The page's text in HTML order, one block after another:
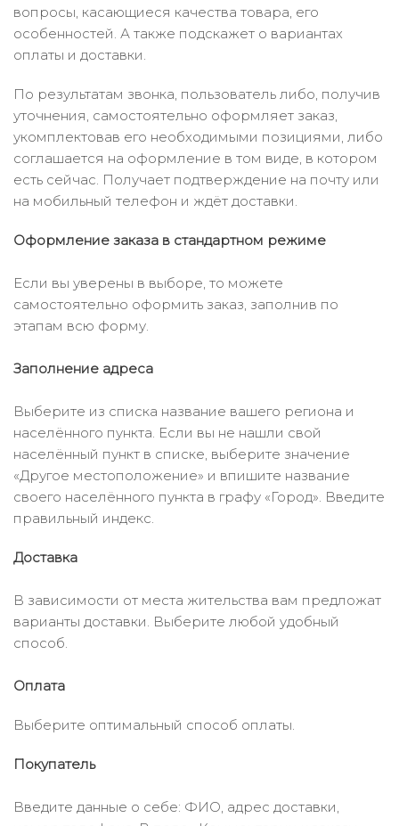
вопросы, касающиеся качества товара, его
особенностей. А также подскажет о вариантах
оплаты и доставки.
По результатам звонка, пользователь либо, получив
уточнения, самостоятельно оформляет заказ,
укомплектовав его необходимыми позициями, либо
соглашается на оформление в том виде, в котором
есть сейчас. Получает подтверждение на почту или
на мобильный телефон и ждёт доставки.
Оформление заказа в стандартном режиме
Если вы уверены в выборе, то можете
самостоятельно оформить заказ, заполнив по
этапам всю форму.
Заполнение адреса
Выберите из списка название вашего региона и
населённого пункта. Если вы не нашли свой
населённый пункт в списке, выберите значение
«Другое местоположение» и впишите название
своего населённого пункта в графу «Город». Введите
правильный индекс.
Доставка
В зависимости от места жительства вам предложат
варианты доставки. Выберите любой удобный
способ.
Оплата
Выберите оптимальный способ оплаты.
Покупатель
Введите данные о себе: ФИО, адрес доставки,